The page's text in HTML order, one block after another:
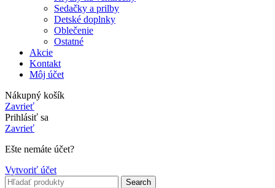
Sedačky a prilby
Detské doplnky
Oblečenie
Ostatné
Akcie
Kontakt
Môj účet
Nákupný košík
Zavrieť
Prihlásiť sa
Zavrieť
Ešte nemáte účet?
Vytvoriť účet
Search